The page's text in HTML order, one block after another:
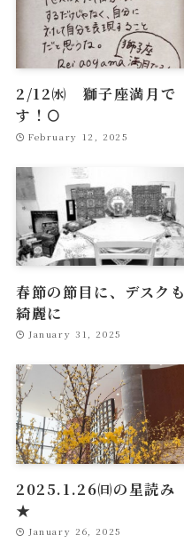
2/12㈬ 獅子座満月で
す！🌕
February 12, 2025
春節の節目に、デスクも
綺麗に
January 31, 2025
2025.1.26㈰の星読み
★
January 26, 2025